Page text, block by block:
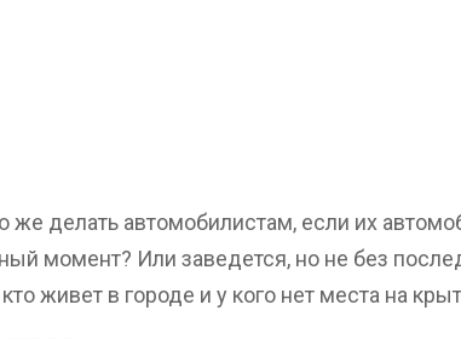
же делать автомобилистам, если их
момент? Или заведется, но не без
живет в городе и у кого нет места на